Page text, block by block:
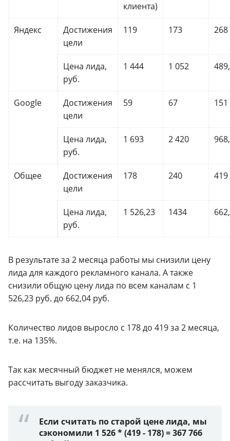
клиента)
Яндекс
Достижения
цели
119 173 268
Цена лида,
руб.
1 444 1 052
Google
Достижения
цели
59 67 151
Цена лида,
руб.
1 693 2 420
Общее
Достижения
цели
178 240 419
Цена лида,
руб.
1 526,23 1434
В результате за 2 месяца работы мы снизили цену
лида для каждого рекламного канала. А также
снизили общую цену лида по всем каналам с 1
526,23 руб. до 662,04 руб.
Количество лидов выросло с 178 до 419 за 2 месяца,
т.е. на 135%.
Так как месячный бюджет не менялся, можем
рассчитать выгоду заказчика.
Если считать по старой цене лида, мы
сэкономили 1 526 * (419 - 178) = 367 766